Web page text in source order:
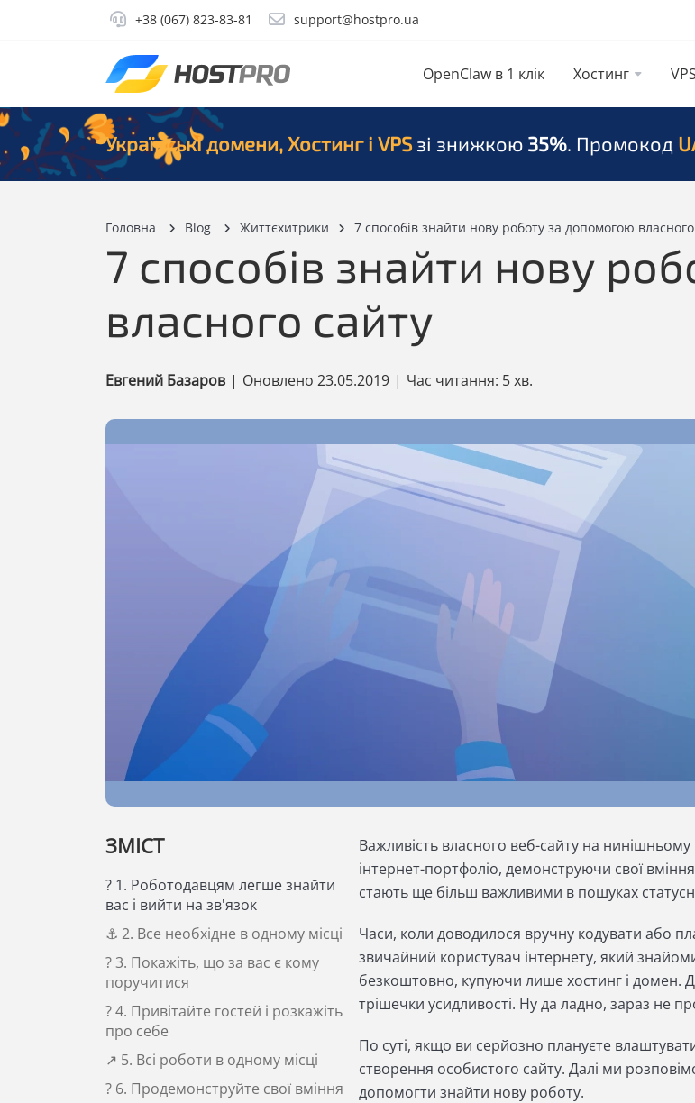
+38 (067) 823-83-81 support@hostpro.ua
OpenClaw в 1 клік Хостинг
Українські домени, Хостинг і VPS зі знижкою 35%. Промокод
Головна Blog Життєхитрики 7 способів знайти нову роботу за допомогою
7 способів знайти нову
власного сайту
Евгений Базаров | Оновлено 23.05.2019 | Час читання: 5 хв.
ЗМІСТ
? 1. Роботодавцям легше знайти
вас і вийти на зв'язок
⚓ 2. Все необхідне в одному місці
? 3. Покажіть, що за вас є кому
поручитися
? 4. Привітайте гостей і розкажіть
про себе
↗ 5. Всі роботи в одному місці
? 6. Продемонструйте свої вміння
Важливість власного веб-сайту на
інтернет-портфоліо, демонструючи свої
стають ще більш важливими в пошуках
Часи, коли доводилося вручну кодувати або
звичайний користувач інтернету, який
безкоштовно, купуючи лише хостинг і домен.
трішечки усидливості. Ну да ладно, зараз не
По суті, якщо ви серйозно плануєте
створення особистого сайту. Далі ми
допомогти знайти нову роботу.